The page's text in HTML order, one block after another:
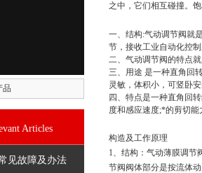
品
Articles
见故障及办法
之中，它们相互碰撞。
一、结构:气动调节阀就
节，接收工业自动化控
二、气动调节阀的特点
三、用途 是一种直角回
灵敏，体积小，可竖卧
四、特点是一种直角回
度和感应速度;*的剪切能
构造及工作原理
1、结构：气动薄膜调节
节阀阀体部分是按流体